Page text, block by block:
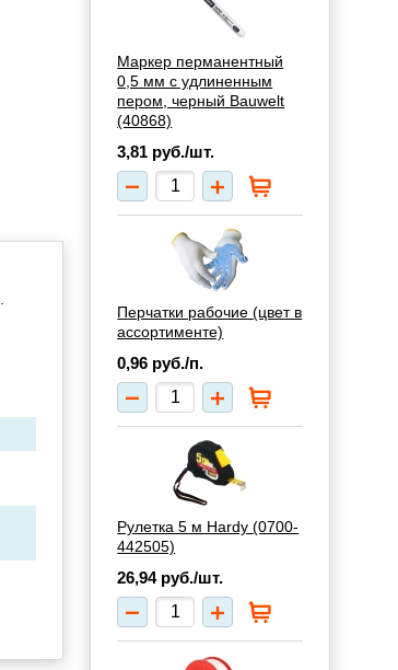
Маркер перманентный
0,5 мм с удлиненным
пером, черный Bauwelt
(40868)
3,81 руб./шт.
Перчатки рабочие (цвет в
ассортименте)
0,96 руб./п.
Рулетка 5 м Hardy (0700-
442505)
26,94 руб./шт.